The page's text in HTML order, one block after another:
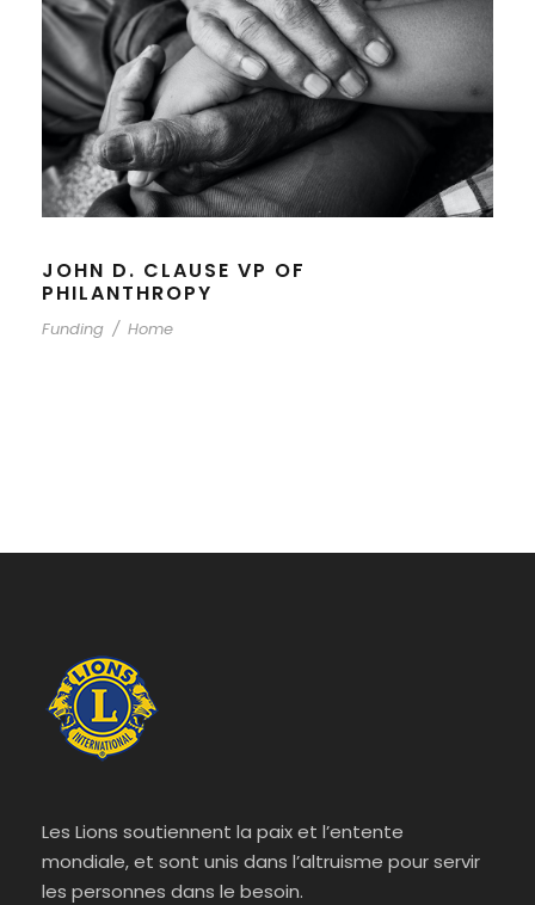
JOHN D. CLAUSE VP OF
PHILANTHROPY
Funding / Home
Les Lions soutiennent la paix et l’entente
mondiale, et sont unis dans l’altruisme pour servir
les personnes dans le besoin.